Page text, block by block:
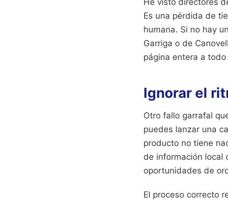
Es una pérdida de
humana. Si no hay
Garriga o de
página entera a
Ignorar el
Otro fallo garrafal
puedes lanzar una
producto no tiene
de información local
oportunidades de
El proceso correcto